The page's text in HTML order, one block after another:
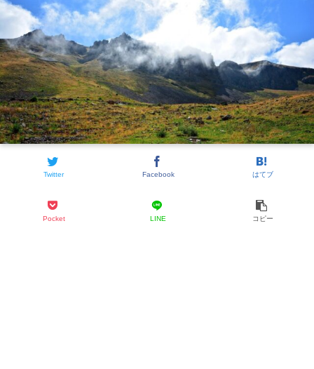
Twitter Facebook はてブ
Pocket LINE コピー